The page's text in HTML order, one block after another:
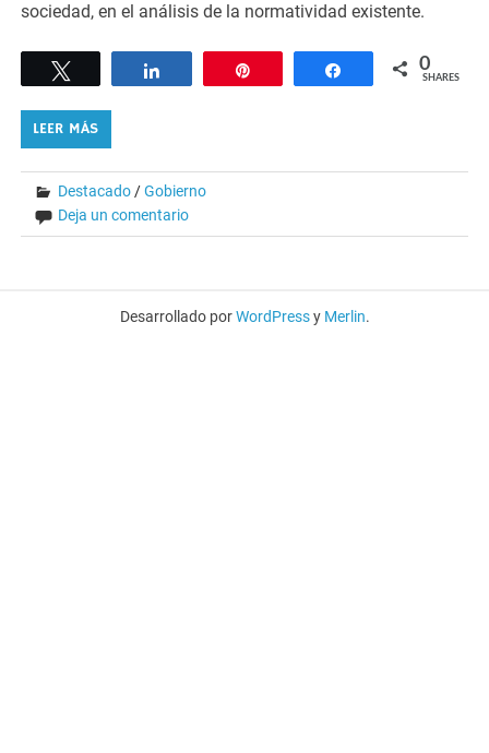
sociedad, en el análisis de la normatividad existente.
Share 0
SHARES
LEER MÁS
Destacado /Gobierno
Deja un comentario
Desarrollado porWordPressy Merlin.